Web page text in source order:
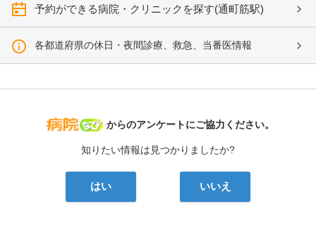
予約ができる病院・クリニックを探す(通町筋駅)
各都道府県の休日・夜間診療、救急、当番医情報
病院なび
からのアンケートにご協力ください。
知りたい情報は見つかりましたか?
はい いいえ